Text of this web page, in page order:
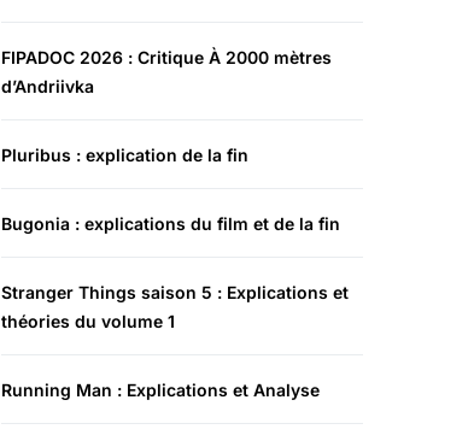
FIPADOC 2026 : Critique À 2000 mètres
d’Andriivka
Pluribus : explication de la fin
Bugonia : explications du film et de la fin
Stranger Things saison 5 : Explications et
théories du volume 1
Running Man : Explications et Analyse